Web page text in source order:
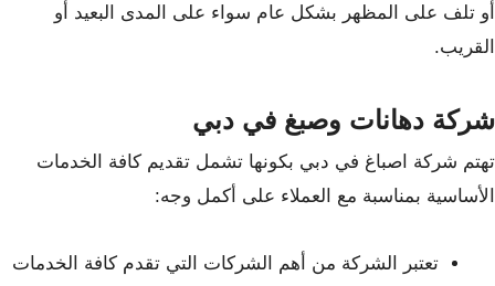
أو تلف على المظهر بشكل عام سواء على
المدى البعيد أو
القريب.
شركة دهانات وصبغ في دبي
تهتم شركة اصباغ في دبي بكونها تشمل تقديم كافة الخدمات
الأساسية بمناسبة مع العملاء على أكمل وجه:
تعتبر الشركة من أهم الشركات التي تقدم كافة الخدمات